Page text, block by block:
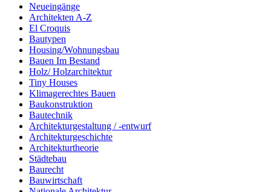
Neueingänge
Architekten A-Z
El Croquis
Bautypen
Housing/Wohnungsbau
Bauen Im Bestand
Holz/ Holzarchitektur
Tiny Houses
Klimagerechtes Bauen
Baukonstruktion
Bautechnik
Architekturgestaltung / -entwurf
Architekturgeschichte
Architekturtheorie
Städtebau
Baurecht
Bauwirtschaft